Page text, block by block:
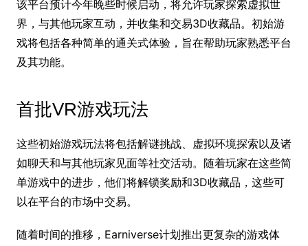
该平台预计今年晚些时候启动，将允许玩家探索虚拟世
界，与其他玩家互动，并收集和交易3D收藏品。初始游
戏将包括各种简单的通关式体验，旨在帮助玩家熟悉平台
及其功能。
首批VR游戏玩法
这些初始游戏玩法将包括解谜挑战、虚拟环境探索以及诸
如聊天和与其他玩家见面等社交活动。随着玩家在这些简
单游戏中的进步，他们将解锁奖励和3D收藏品，这些可
以在平台的市场中交易。
随着时间的推移，Earniverse计划推出更复杂的游戏体